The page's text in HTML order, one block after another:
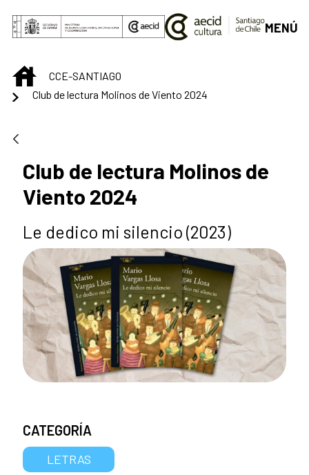
Saltar al contenido principal
MENÚ
INICIOCCE-SANTIAGO
Club de lectura Molinos de Viento 2024
Club de lectura Molinos de
Viento 2024
Le dedico mi silencio (2023)
CATEGORÍA
LETRAS